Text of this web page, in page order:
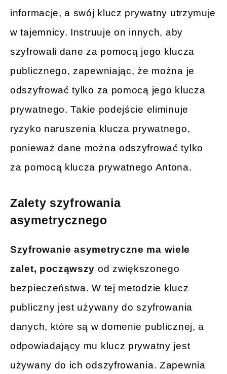
informacje, a swój klucz prywatny utrzymuje
w tajemnicy. Instruuje on innych, aby
szyfrowali dane za pomocą jego klucza
publicznego, zapewniając, że można je
odszyfrować tylko za pomocą jego klucza
prywatnego. Takie podejście eliminuje
ryzyko naruszenia klucza prywatnego,
ponieważ dane można odszyfrować tylko
za pomocą klucza prywatnego Antona.
Zalety szyfrowania
asymetrycznego
Szyfrowanie asymetryczne ma wiele
zalet, począwszy od zwiększonego
bezpieczeństwa. W tej metodzie klucz
publiczny jest używany do szyfrowania
danych, które są w domenie publicznej, a
odpowiadający mu klucz prywatny jest
używany do ich odszyfrowania. Zapewnia